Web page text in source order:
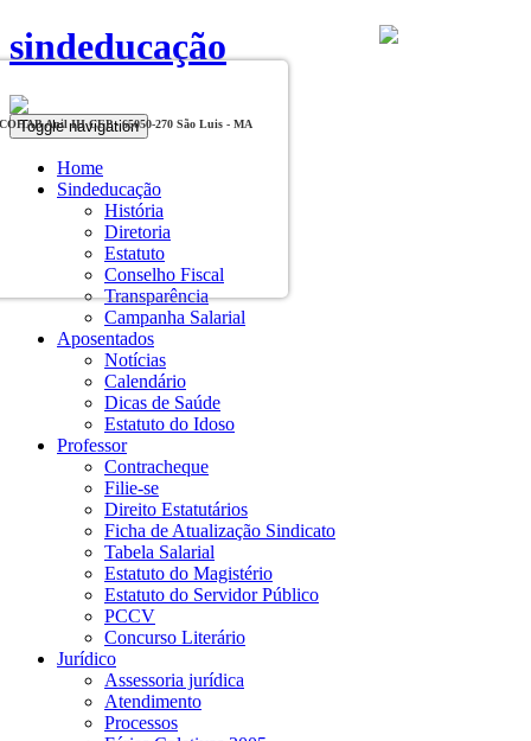
sindeducação
Toggle navigation
Home
Sindeducação
História
Diretoria
Estatuto
Conselho Fiscal
Transparência
Campanha Salarial
Aposentados
Notícias
Calendário
Dicas de Saúde
Estatuto do Idoso
Professor
Contracheque
Filie-se
Direito Estatutários
Ficha de Atualização Sindicato
Tabela Salarial
Estatuto do Magistério
Estatuto do Servidor Público
PCCV
Concurso Literário
Jurídico
Assessoria jurídica
Atendimento
Processos
COHAB Anil III CEP - 65050-270 São Luis - MA